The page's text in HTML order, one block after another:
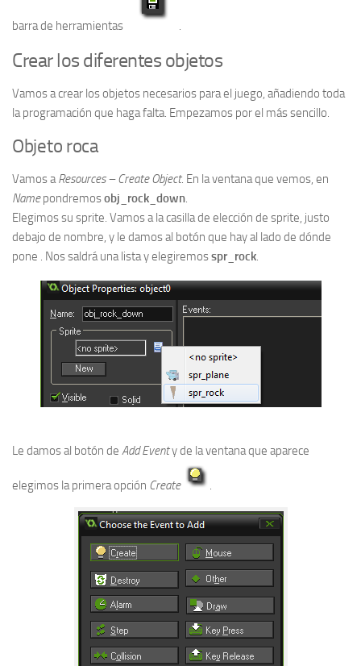
barra de herramientas .
Crear los diferentes objetos
Vamos a crear los objetos necesarios para el juego, añadiendo toda
la programación que haga falta. Empezamos por el más sencillo.
Objeto roca
Vamos aResources – Create Object. En la ventana que vemos, en
Namepondremosobj_rock_down.
Elegimos su sprite. Vamos a la casilla de elección de sprite, justo
debajo de nombre, y le damos al botón que hay al lado de dónde
pone . Nos saldrá una lista y elegiremosspr_rock.
Le damos al botón de Add Eventy de la ventana que aparece
elegimos la primera opción Create .